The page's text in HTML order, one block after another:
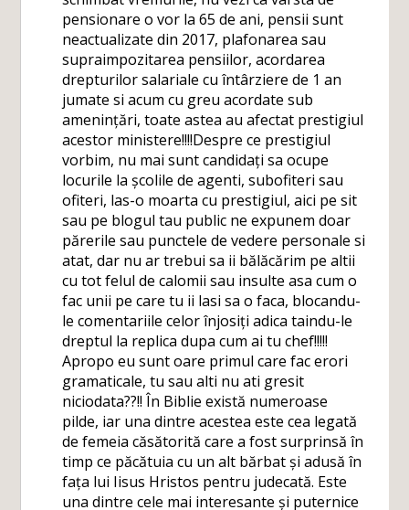
pensionare o vor la 65 de ani, pensii sunt
neactualizate din 2017, plafonarea sau
supraimpozitarea pensiilor, acordarea
drepturilor salariale cu întârziere de 1 an
jumate si acum cu greu acordate sub
amenințări, toate astea au afectat prestigiul
acestor ministere!!!!Despre ce prestigiul
vorbim, nu mai sunt candidați sa ocupe
locurile la școlile de agenti, subofiteri sau
ofiteri, las-o moarta cu prestigiul, aici pe sit
sau pe blogul tau public ne expunem doar
părerile sau punctele de vedere personale si
atat, dar nu ar trebui sa ii bălăcărim pe altii
cu tot felul de calomii sau insulte asa cum o
fac unii pe care tu ii lasi sa o faca, blocandu-
le comentariile celor înjosiți adica taindu-le
dreptul la replica dupa cum ai tu chef!!!!!
Apropo eu sunt oare primul care fac erori
gramaticale, tu sau alti nu ati gresit
niciodata??!! În Biblie există numeroase
pilde, iar una dintre acestea este cea legată
de femeia căsătorită care a fost surprinsă în
timp ce păcătuia cu un alt bărbat și adusă în
fața lui Iisus Hristos pentru judecată. Este
una dintre cele mai interesante și puternice